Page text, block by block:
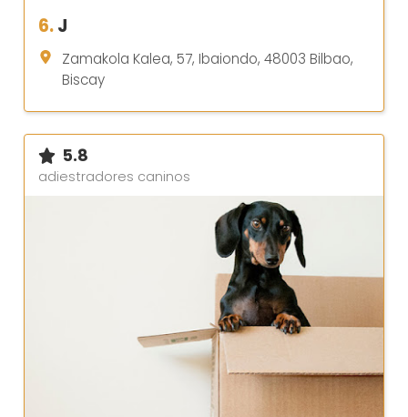
6.J
Zamakola Kalea, 57, Ibaiondo, 48003 Bilbao,
Biscay
5.8
adiestradores caninos